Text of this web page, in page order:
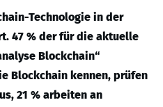
Technologie in der
47 % der für die aktuelle
Blockchain“
Blockchain kennen, prüfen
21 % arbeiten an